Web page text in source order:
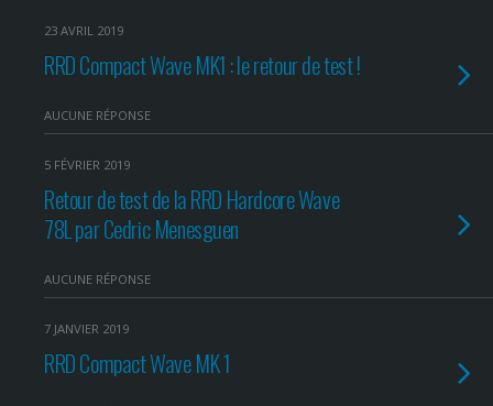
23 AVRIL 2019
RRD Compact Wave MK1 : le retour de test !
AUCUNE RÉPONSE
5 FÉVRIER 2019
Retour de test de la RRD Hardcore Wave
78L par Cedric Menesguen
AUCUNE RÉPONSE
7 JANVIER 2019
RRD Compact Wave MK 1